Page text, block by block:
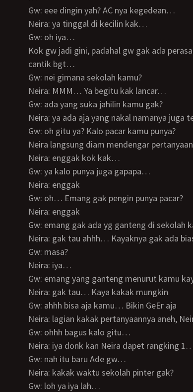
Gw: eee dingin yah? AC nya kegedean…
Neira: ya tinggal di kecilin kak…
Gw: oh iya…
Kok gw jadi gini, padahal gw gak ada perasaan apa2 sama Neira, cuma emang dia
cantik bgt…
Gw: nei gimana sekolah kamu?
Neira: MMM… Ya begitu kak lancar…
Gw: ada yang suka jahilin kamu gak?
Neira: ya ada aja yang nakal namanya juga
Gw: oh gitu ya? Kalo pacar kamu punya?
Neira langsung diam mendengar
Neira: enggak kok kak…
Gw: ya kalo punya juga gapapa…
Neira: enggak
Gw: oh… Emang gak pengin punya pacar?
Neira: enggak
Gw: emang gak ada yg ganteng di sekolah
Neira: gak tau ahhh… Kayaknya gak ada
Gw: masa?
Neira: iya…
Gw: emang yang ganteng menurut kamu
Neira: gak tau… Kaya kakak mungkin
Gw: ahhh bisa aja kamu… Bikin GeEr aja
Neira: lagian kakak pertanyaannya aneh,
Gw: ohhh bagus kalo gitu…
Neira: iya donk kan Neira dapet rangking
Gw: nah itu baru Ade gw…
Neira: kakak waktu sekolah pinter gak?
Gw: loh ya iya lah…